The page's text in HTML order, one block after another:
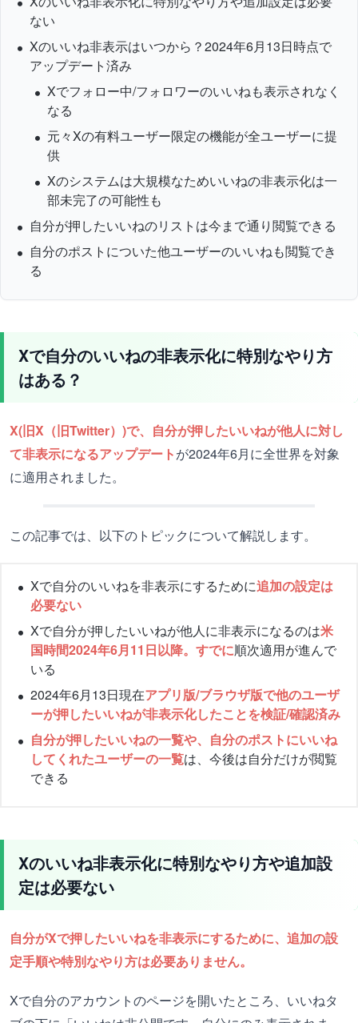
ない
Xのいいね非表示はいつから？2024年6月13日時点で
アップデート済み
Xでフォロー中/フォロワーのいいねも表示されなく
なる
元々Xの有料ユーザー限定の機能が全ユーザーに提
供
Xのシステムは大規模なためいいねの非表示化は一
部未完了の可能性も
自分が押したいいねのリストは今まで通り閲覧できる
自分のポストについた他ユーザーのいいねも閲覧でき
る
Xで自分のいいねの非表示化に特別なやり方
はある？
X(旧X（旧Twitter）)で、自分が押したいいねが他人に対し
て非表示になるアップデートが2024年6月に全世界を対象
に適用されました。
この記事では、以下のトピックについて解説します。
Xで自分のいいねを非表示にするために追加の設定は
必要ない
Xで自分が押したいいねが他人に非表示になるのは米
国時間2024年6月11日以降。すでに順次適用が進んで
いる
2024年6月13日現在アプリ版/ブラウザ版で他のユーザ
ーが押したいいねが非表示化したことを検証/確認済み
自分が押したいいねの一覧や、自分のポストにいいね
してくれたユーザーの一覧は、今後は自分だけが閲覧
できる
Xのいいね非表示化に特別なやり方や追加設
定は必要ない
自分がXで押したいいねを非表示にするために、追加の設
定手順や特別なやり方は必要ありません。
Xで自分のアカウントのページを開いたところ、いいねタ